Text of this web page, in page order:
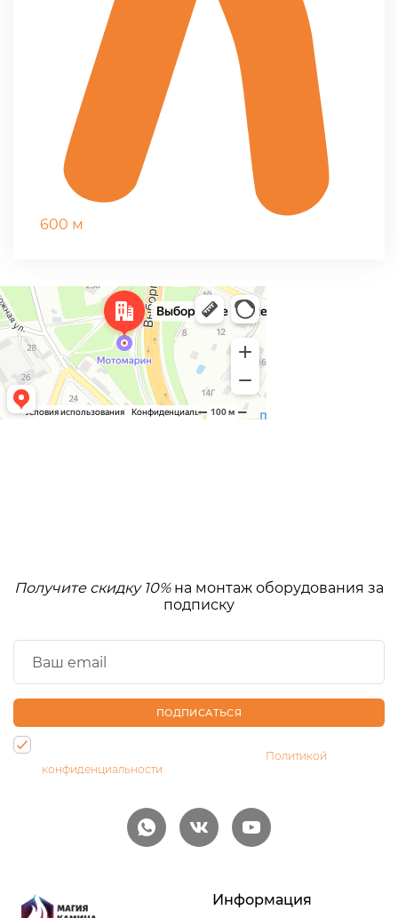
600 м
Получите скидку 10%на монтаж оборудования за
подписку
ПОДПИСАТЬСЯ
Политикой
конфиденциальности
Информация